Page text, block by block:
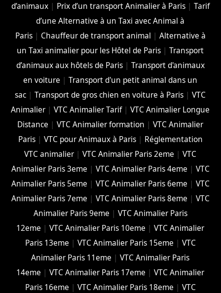
d’animaux| Prix d’un transport Animalier à Paris| Tarif
d’une Alternative à un Taxi avec Animal à
Paris| Chauffeur de transport animal | Alternative à
un Taxi animalier pour les Hôtel de Paris |Transport
d’animaux aux hôtels de Paris| Transport d'animaux
en voiture |Transport d'un petit animal dans un
sac |Transport de gros chien en voiture à Paris |VTC
Animalier |VTC Animalier Tarif|VTC Animalier Longue
Distance |VTC Animalier formation |VTC Animalier
Paris| VTC pour Animaux à Paris| Réglementation
VTC animalier |VTC Animalier Paris 2eme |VTC
Animalier Paris 3eme | VTC Animalier Paris 4eme | VTC
Animalier Paris 5eme | VTC Animalier Paris 6eme | VTC
Animalier Paris 7eme | VTC Animalier Paris 8eme | VTC
Animalier Paris 9eme | VTC Animalier Paris
12eme |VTC Animalier Paris 10eme |VTC Animalier
Paris 13eme | VTC Animalier Paris 15eme | VTC
Animalier Paris 11eme |VTC Animalier Paris
14eme |VTC Animalier Paris 17eme |VTC Animalier
Paris 16eme | VTC Animalier Paris 18eme | VTC